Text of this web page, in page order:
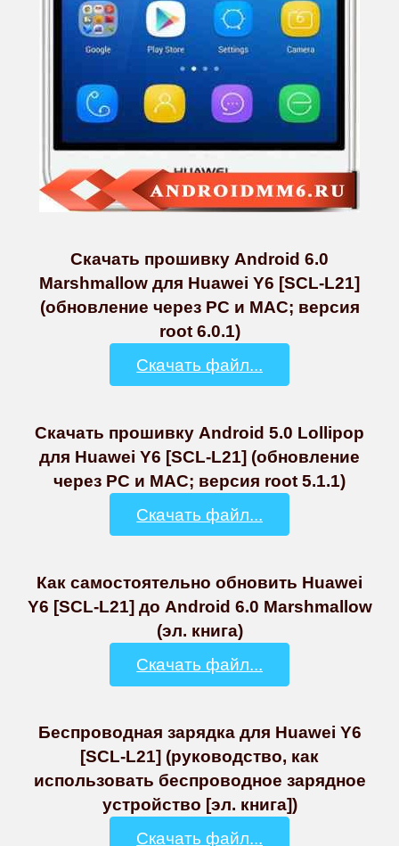
Скачать прошивку Android 6.0
Marshmallow для Huawei Y6 [SCL-L21]
(обновление через PC и MAC; версия
root 6.0.1)
Скачать файл...
Скачать прошивку Android 5.0 Lollipop
для Huawei Y6 [SCL-L21] (обновление
через PC и MAC; версия root 5.1.1)
Скачать файл...
Как самостоятельно обновить Huawei
Y6 [SCL-L21] до Android 6.0 Marshmallow
(эл. книга)
Скачать файл...
Беспроводная зарядка для Huawei Y6
[SCL-L21] (руководство, как
использовать беспроводное зарядное
устройство [эл. книга])
Скачать файл...